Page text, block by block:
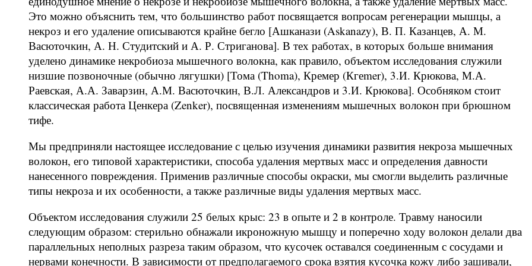
Это можно объяснить тем, что большинство работ посвящается вопросам регенерации мышцы, а
некроз и его удаление описываются крайне бегло [Ашканази (Askanazy), В. П. Казанцев, А. М.
Васюточкин, А. Н. Студитский и А. Р. Стриганова]. В тех работах, в которых больше внимания
уделено динамике некробиоза мышечного волокна, как правило, объектом исследования служили
низшие позвоночные (обычно лягушки) [Тома (Thoma), Кремер (Кгеmer), 3.И. Крюкова, М.А.
Раевская, А.А. Заварзин, А.М. Васюточкин, В.Л. Александров и 3.И. Крюкова]. Особняком стоит
классическая работа Ценкера (Zenker), посвященная изменениям мышечных волокон при брюшном
тифе.
Мы предприняли настоящее исследование с целью изучения динамики развития некроза мышечных
волокон, его типовой характеристики, способа удаления мертвых масс и определения давности
нанесенного повреждения. Применив различные способы окраски, мы смогли выделить различные
типы некроза и их особенности, а также различные виды удаления мертвых масс.
Объектом исследования служили 25 белых крыс: 23 в опыте и 2 в контроле. Травму наносили
следующим образом: стерильно обнажали икроножную мышцу и поперечно ходу волокон делали два
параллельных неполных разреза таким образом, что кусочек оставался соединенным с сосудами и
нервами конечности. В зависимости от предполагаемого срока взятия кусочка кожу либо зашивали,